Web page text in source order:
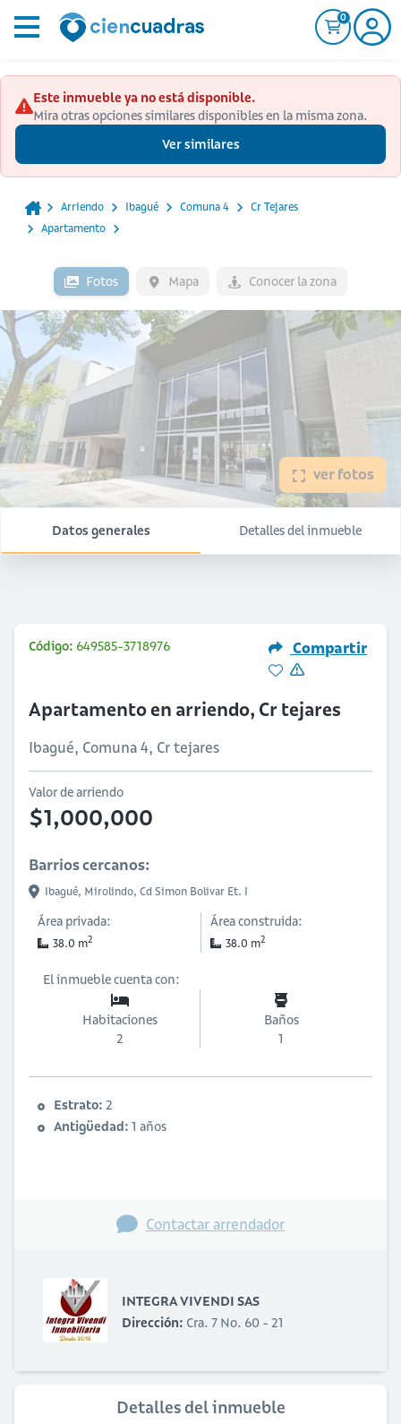
0
Este inmueble ya no está disponible.
Mira otras opciones similares disponibles en la misma zona.
Ver similares
Arriendo Ibagué Comuna 4
Cr Tejares
Apartamento
Fotos Mapa Conocer la zona
ver fotos
Datos generales Detalles del inmueble
Código: 649585-3718976 Compartir
Apartamento en arriendo, Cr tejares
Ibagué, Comuna 4, Cr tejares
Valor de arriendo
$1,000,000
Barrios cercanos:
Ibagué, Mirolindo, Cd Simon Bolivar Et. I
Área privada:
38.0 m2
Área construida:
38.0 m2
El inmueble cuenta con:
Habitaciones
2
Baños
1
Estrato: 2
Antigüedad: 1 años
Contactar arrendador
INTEGRA VIVENDI SAS
Dirección: Cra. 7 No. 60 - 21
Detalles del inmueble